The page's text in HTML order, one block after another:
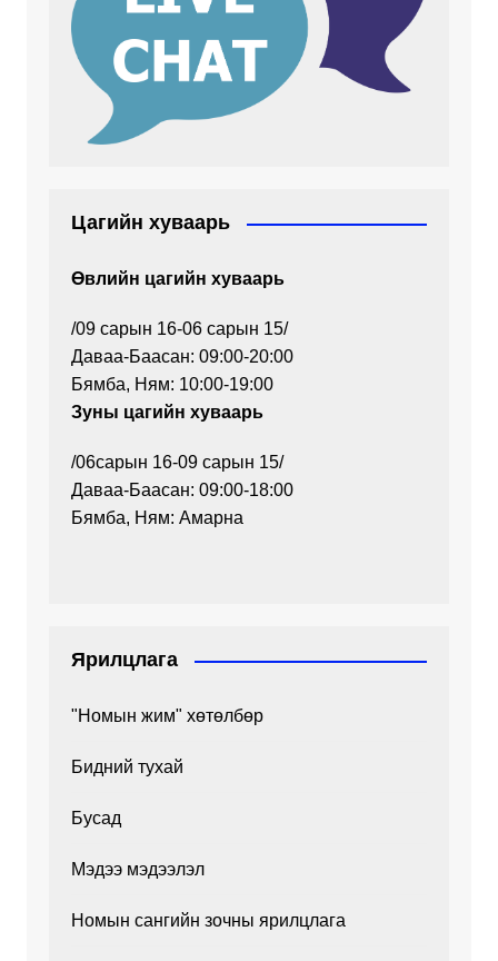
Цагийн хуваарь
Өвлийн цагийн хуваарь
/09 сарын 16-06 сарын 15/
Даваа-Баасан: 09:00-20:00
Бямба, Ням: 10:00-19:00
Зуны цагийн хуваарь
/06сарын 16-09 сарын 15/
Даваа-Баасан: 09:00-18:00
Бямба, Ням: Амарна
Ярилцлага
"Номын жим" хөтөлбөр
Бидний тухай
Бусад
Мэдээ мэдээлэл
Номын сангийн зочны ярилцлага